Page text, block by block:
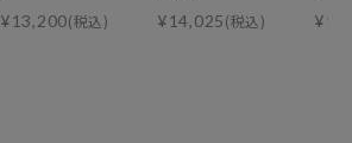
¥13,200(税込) ¥14,025(税込) ¥